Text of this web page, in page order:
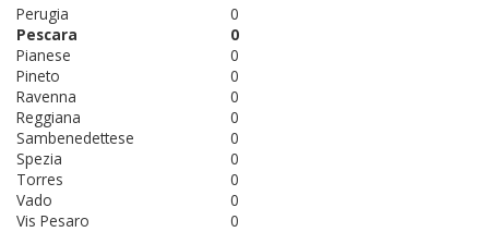
0
Perugia
0
Pescara
0
Pianese
0
Pineto
0
Ravenna
0
Reggiana
0
Sambenedettese
0
Spezia
0
Torres
0
Vado
0
Vis Pesaro